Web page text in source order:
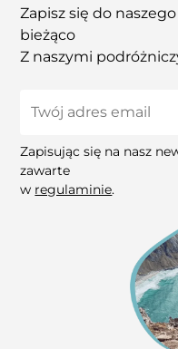
Zapisz się do
bieżąco
Z naszymi
Zapisując się na nasz
zawarte
w regulaminie.